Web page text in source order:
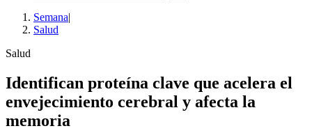
Semana|
Salud
Salud
Identifican proteína clave que acelera el
envejecimiento cerebral y afecta la
memoria